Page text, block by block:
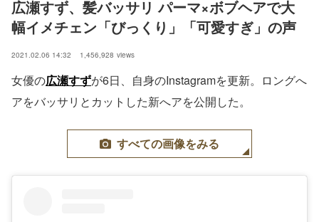
広瀬すず、髪バッサリ パーマ×ボブヘアで大
幅イメチェン「びっくり」「可愛すぎ」の声
2021.02.06 14:32 1,456,928 views
女優の広瀬すずが6日、自身のInstagramを更新。ロングへ
アをバッサリとカットした新へアを公開した。
すべての画像をみる